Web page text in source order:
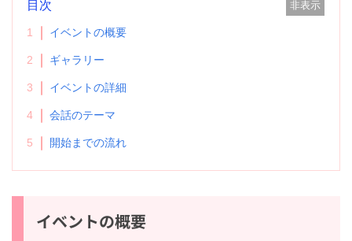
目次
1 イベントの概要
2 ギャラリー
3 イベントの詳細
4 会話のテーマ